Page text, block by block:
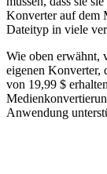
Konverter auf dem
Dateityp in viele
Wie oben erwähnt,
eigenen Konverter,
von 19,99 $
Anwendung